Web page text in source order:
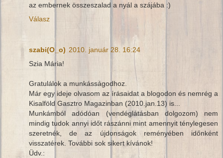
az embernek összeszalad a nyál a szájába :)
Válasz
szabi(O_o) 2010. január 28. 16:24
Szia Mária!
Gratulálok a munkásságodhoz.
Már egy ideje olvasom az írásaidat a blogodon és nemrég a
Kisalföld Gasztro Magazinban (2010.jan.13) is...
Munkámból adódóan (vendéglátásban dolgozom) nem
mindig tudok annyi időt rászánni mint amennyit ténylegesen
szeretnék, de az újdonságok reményében időnként
visszatérek. További sok sikert kívánok!
Üdv.: